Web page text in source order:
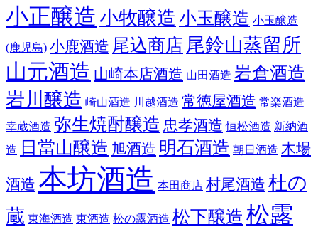
小正醸造 小牧醸造 小玉醸造 小玉醸造
(鹿児島) 小鹿酒造 尾込商店 尾鈴山蒸留所
山元酒造 山崎本店酒造 山田酒造 岩倉酒造
岩川醸造 崎山酒造 川越酒造 常徳屋酒造 常楽酒造
幸蔵酒造 弥生焼酎醸造 忠孝酒造 恒松酒造 新納酒
造 日當山醸造 旭酒造 明石酒造 朝日酒造 木場
酒造 本坊酒造 本田商店 村尾酒造 杜の
蔵 東海酒造 東酒造 松の露酒造 松下醸造 松露